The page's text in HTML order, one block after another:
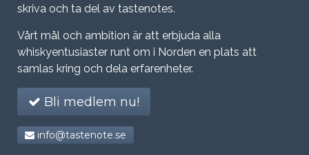
skriva och ta del av tastenotes.
Vårt mål och ambition är att erbjuda alla
whiskyentusiaster runt om i Norden en plats att
samlas kring och dela erfarenheter.
Bli medlem nu!
info@tastenote.se